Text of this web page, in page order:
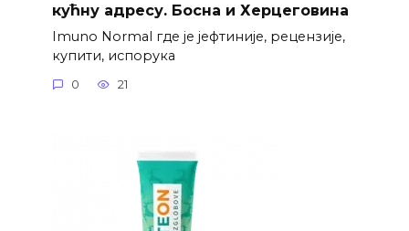
кућну адресу. Босна и Херцеговина
Imuno Normal где је јефтиније, рецензије,
купити, испорука
0 21